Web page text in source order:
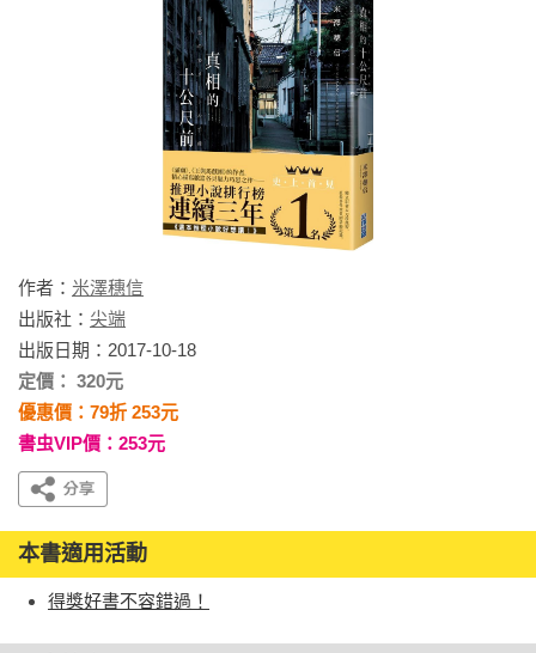
作者： 米澤穗信
出版社： 尖端
出版日期：2017-10-18
定價： 320元
優惠價：79折 253元
書虫VIP價：253元
本書適用活動
得獎好書不容錯過！